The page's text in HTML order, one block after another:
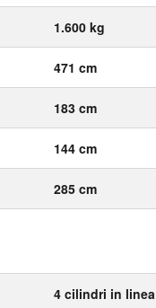
1.600 kg
471 cm
183 cm
144 cm
285 cm
4 cilindri in linea